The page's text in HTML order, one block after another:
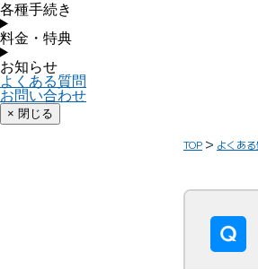
各種手続き
料金・特典
お知らせ
よくある質問
お問い合わせ
× 閉じる
TOP よくあ